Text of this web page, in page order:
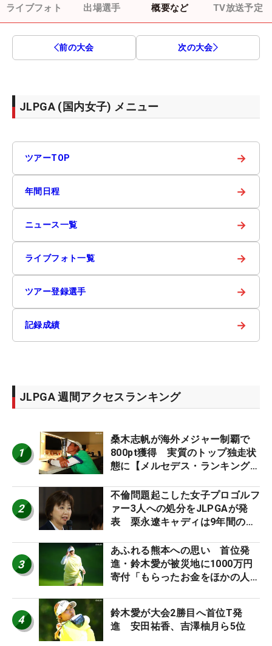
ライブフォト 出場選手 概要など TV放送予定
前の大会 次の大会
JLPGA (国内女子) メニュー
ツアーTOP →
年間日程 →
ニュース一覧 →
ライブフォト一覧 →
ツアー登録選手 →
記録成績 →
JLPGA 週間アクセスランキング
1
桑木志帆が海外メジャー制覇で
800pt獲得 実質のトップ独走状
態に【メルセデス・ランキング番
2
不倫問題起こした女子プロゴルフ
ァー3人への処分をJLPGAが発
表 栗永遼キャディは9年間の立
3
あふれる熊本への思い 首位発
進・鈴木愛が被災地に1000万円
寄付「もらったお金をほかの人
4
鈴木愛が大会2勝目へ首位T発
進 安田祐香、吉澤柚月ら5位